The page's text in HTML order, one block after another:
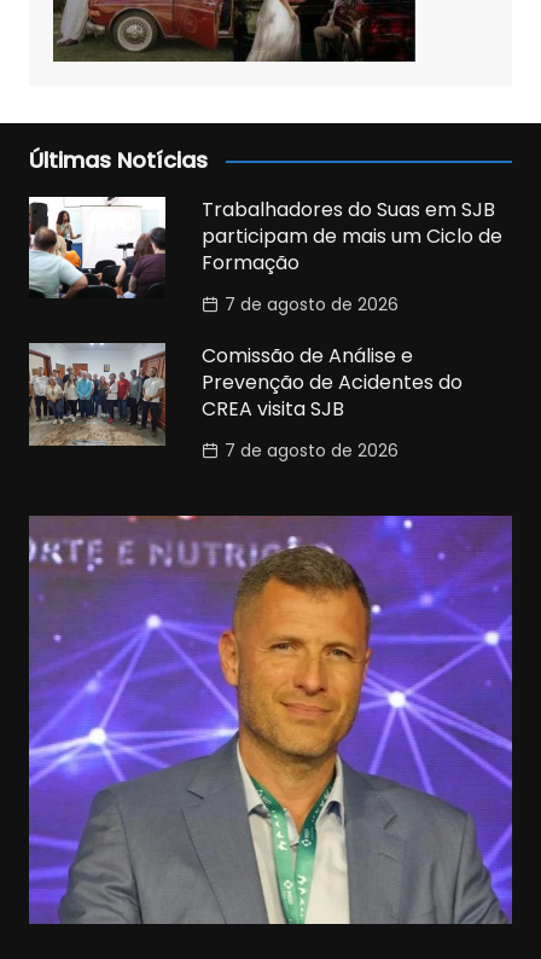
Últimas Notícias
Trabalhadores do Suas em SJB
participam de mais um Ciclo de
Formação
7 de agosto de 2026
Comissão de Análise e
Prevenção de Acidentes do
CREA visita SJB
7 de agosto de 2026